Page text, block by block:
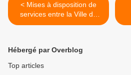
< Mises à disposition de
services entre la Ville de
Reims et Reims métropole
Hébergé par Overblog
Top articles